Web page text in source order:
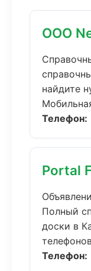
ООО
найдите
Телефон:
Portal
Полный
доски в
Телефон: